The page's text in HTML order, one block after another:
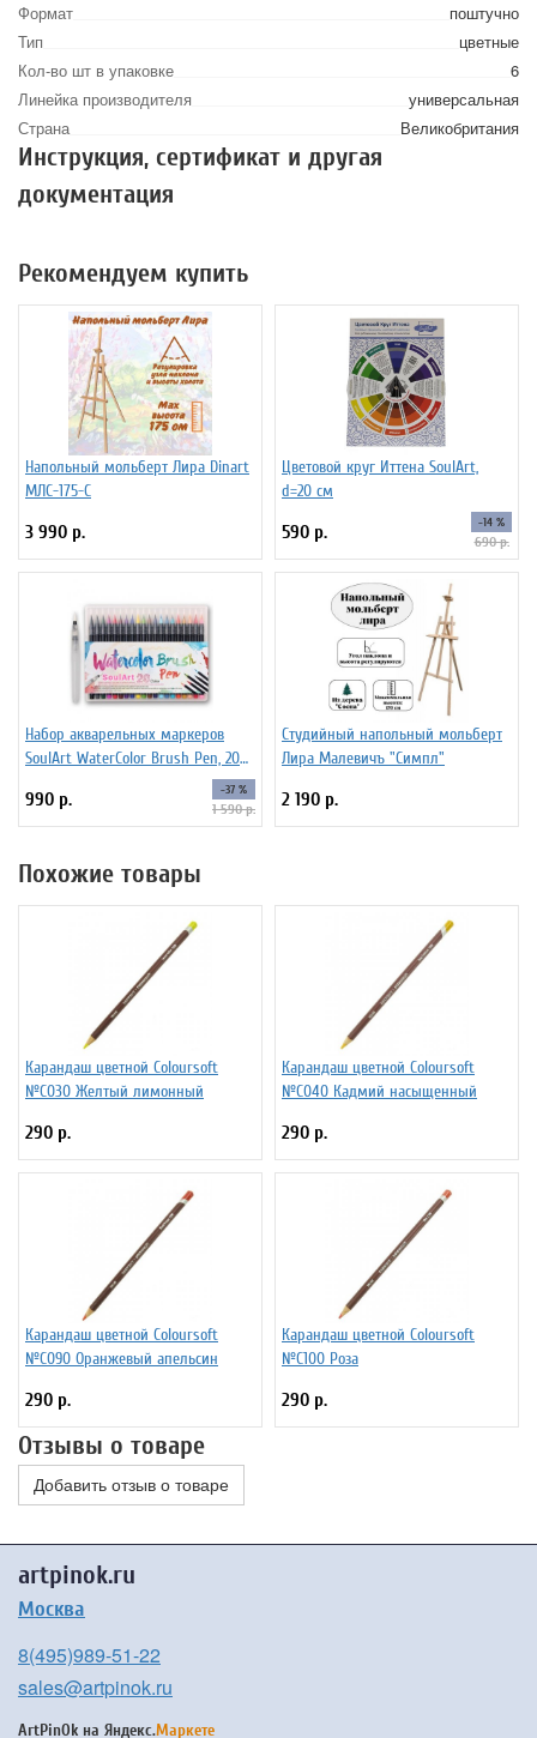
Формат
поштучно
Тип
цветные
Кол-во шт в упаковке
6
Линейка производителя
универсальная
Страна
Великобритания
Инструкция, сертификат и другая
документация
Рекомендуем купить
Напольный мольберт Лира Dinart
МЛС-175-С
3 990 р.
Цветовой круг Иттена SoulArt,
d=20 см
590 р. -14 %
690 р.
Набор акварельных маркеров
SoulArt WaterColor Brush Pen, 20
990 р. -37 %
1 590 р.
Студийный напольный мольберт
Лира Малевичъ "Симпл"
2 190 р.
Похожие товары
Карандаш цветной Coloursoft
№C030 Желтый лимонный
290 р.
Карандаш цветной Coloursoft
№C040 Кадмий насыщенный
290 р.
Карандаш цветной Coloursoft
№C090 Оранжевый апельсин
290 р.
Карандаш цветной Coloursoft
№C100 Роза
290 р.
Отзывы о товаре
Добавить отзыв о товаре
artpinok.ru
Москва
8(495)989-51-22
sales@artpinok.ru
ArtPinOk на Яндекс.Маркете